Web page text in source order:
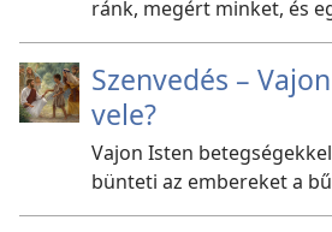
ránk, megért minket, és
Szenvedés –
vele?
Vajon Isten
bünteti az embereket a